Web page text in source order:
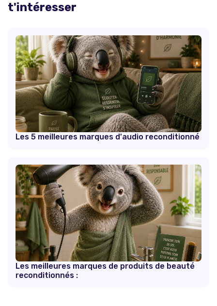
t'intéresser
Les 5 meilleures marques d'audio reconditionné
Les meilleures marques de produits de beauté
reconditionnés :